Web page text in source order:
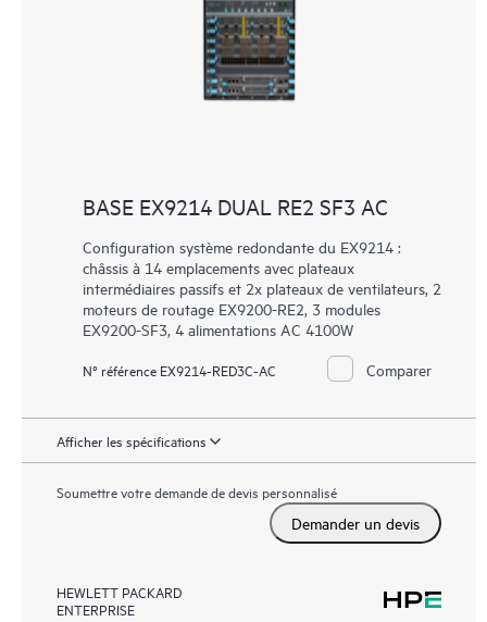
BASE EX9214 DUAL RE2 SF3 AC
Configuration système redondante du EX9214 :
châssis à 14 emplacements avec plateaux
intermédiaires passifs et 2x plateaux de ventilateurs, 2
moteurs de routage EX9200-RE2, 3 modules
EX9200-SF3, 4 alimentations AC 4100W
N° référence EX9214-RED3C-AC Comparer
Afficher les spécifications
Soumettre votre demande de devis personnalisé
Demander un devis
HEWLETT PACKARD
ENTERPRISE